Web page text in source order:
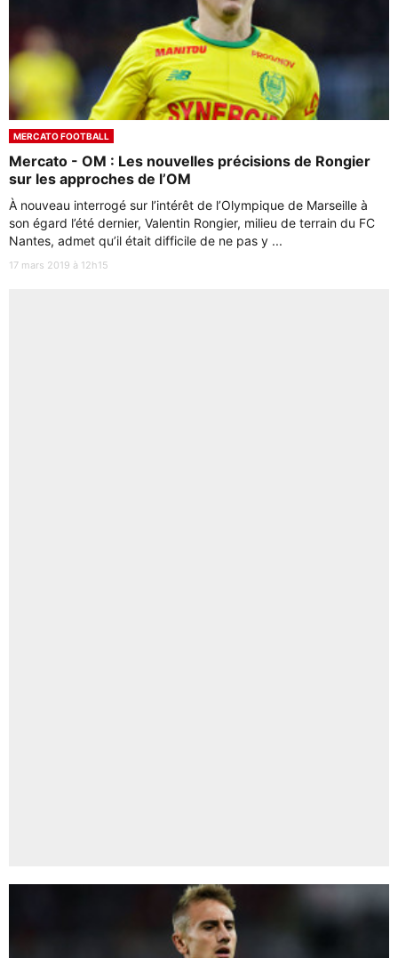
MERCATO FOOTBALL
Mercato - OM : Les nouvelles précisions de Rongier
sur les approches de l’OM
À nouveau interrogé sur l’intérêt de l’Olympique de Marseille à
son égard l’été dernier, Valentin Rongier, milieu de terrain du FC
Nantes, admet qu’il était difficile de ne pas y ...
17 mars 2019 à 12h15